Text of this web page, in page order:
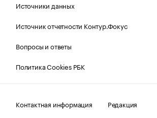
Источники данных
Источник отчетности Контур.Фокус
Вопросы и ответы
Политика Cookies РБК
Контактная информация Редакция